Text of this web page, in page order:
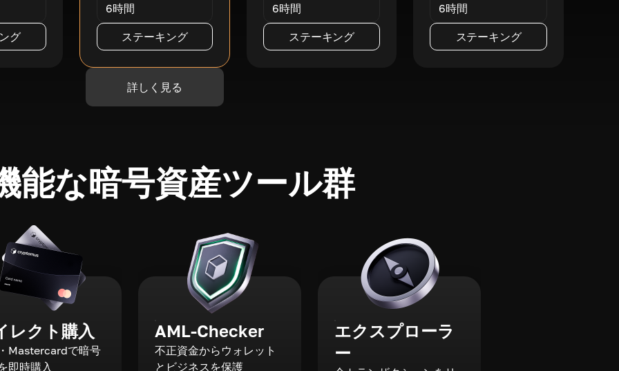
グ
6時間
ステーキング
6時間
ステーキング
6時間
ステーキング
詳しく見る
能な暗号資産ツール群
レクト購入
Mastercardで暗号
即時購入
AML-Checker
不正資金からウォレット
とビジネスを保護
エクスプローラ
ー